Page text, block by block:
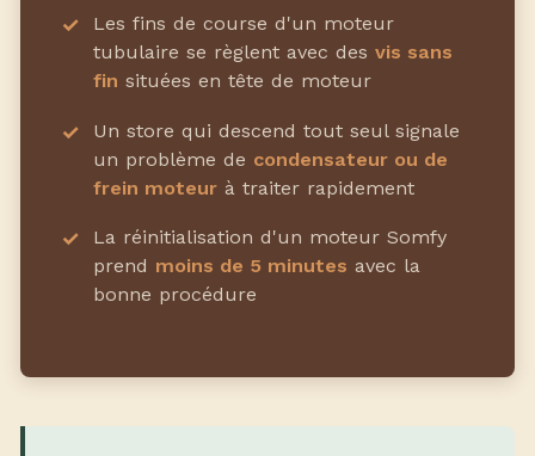
Les fins de course d'un moteur
tubulaire se règlent avec desvis sans
fin situées en tête de moteur
Un store qui descend tout seul signale
un problème de condensateur ou de
frein moteur à traiter rapidement
La réinitialisation d'un moteur Somfy
prend moins de 5 minutes avec la
bonne procédure